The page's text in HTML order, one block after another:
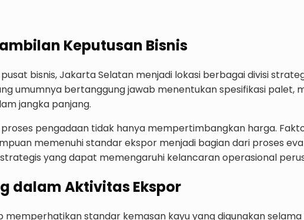
Keputusan Bisnis
bisnis, Jakarta Selatan menjadi lokasi berbagai divisi
umumnya bertanggung jawab menentukan spesifikasi palet,
jangka panjang.
pengadaan tidak hanya mempertimbangkan harga.
memenuhi standar ekspor menjadi bagian dari proses
yang dapat memengaruhi kelancaran operasional
dalam Aktivitas Ekspor
standar kemasan kayu yang digunakan